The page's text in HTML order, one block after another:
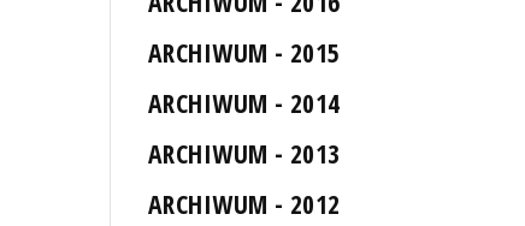
ARCHIWUM - 2015
ARCHIWUM - 2014
ARCHIWUM - 2013
ARCHIWUM - 2012